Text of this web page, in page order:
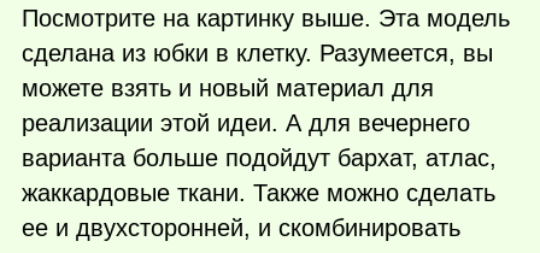
Посмотрите на картинку выше. Эта модель
сделана из юбки в клетку. Разумеется, вы
можете взять и новый материал для
реализации этой идеи. А для вечернего
варианта больше подойдут бархат, атлас,
жаккардовые ткани. Также можно сделать
ее и двухсторонней, и скомбинировать